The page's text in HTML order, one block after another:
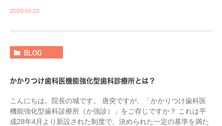
2020.05.20
BLOG
かかりつけ歯科医機能強化型歯科診療所とは？
こんにちは。院長の城です。 唐突ですが、「かかりつけ歯科医
機能強化型歯科診療所（か強診）」をご存じですか？ これは平
成28年4月より新設された制度で、決められた一定の基準を満た